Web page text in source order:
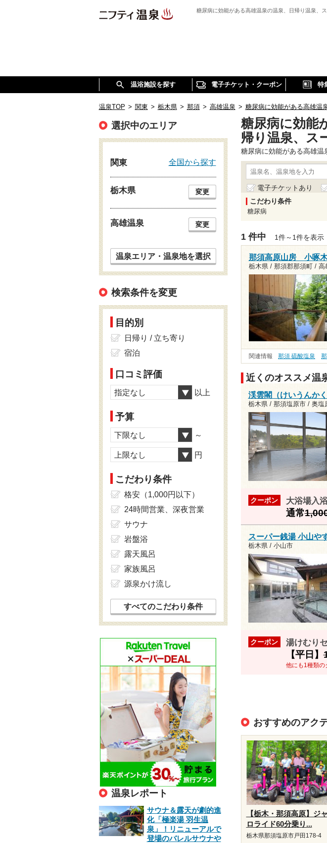
糖尿病に効能がある高雄温泉の温泉、日帰り温泉、
温浴施設を探す 電子チケット・クーポン 特
温泉TOP > 関東 > 栃木県 > 那須 > 高雄温泉 > 糖尿病に効能がある高雄温
糖尿病に効能
帰り温泉、ス
糖尿病に効能がある高雄
電子チケットあり
こだわり条件
糖尿病
1 件中 1件～1件を表示
那須高原山房 小啄
栃木県 / 那須郡那須町 / 高
関連情報 那須 硫酸塩泉
近くのオススメ温
渓雲閣（けいうんかく
栃木県 / 那須塩原市 / 奥塩
クーポン 大浴場入
通常
スーパー銭湯 小山や
栃木県 / 小山市
クーポン 湯けむり
【平日】
他にも1種類の
おすすめのアク
【栃木・那須高原】ジ
ロライド60分乗り...
栃木県那須塩原市戸田178-4
選択中のエリア
関東 全国から探す
栃木県 変更
高雄温泉 変更
温泉エリア・温泉地を選択
検索条件を変更
目的別
日帰り / 立ち寄り
宿泊
口コミ評価
指定なし 以上
予算
下限なし ～
上限なし 円
こだわり条件
格安（1,000円以下）
24時間営業、深夜営業
サウナ
岩盤浴
露天風呂
家族風呂
源泉かけ流し
すべてのこだわり条件
温泉レポート
サウナ＆露天が劇的進
化「極楽湯 羽生温
泉」！リニューアルで
登場のバレルサウナや